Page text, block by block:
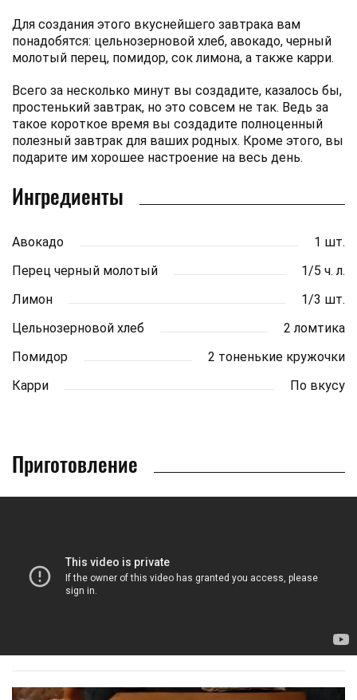
Для создания этого вкуснейшего завтрака вам
понадобятся: цельнозерновой хлеб, авокадо, черный
молотый перец, помидор, сок лимона, а также карри.
Всего за несколько минут вы создадите, казалось бы,
простенький завтрак, но это совсем не так. Ведь за
такое короткое время вы создадите полноценный
полезный завтрак для ваших родных. Кроме этого, вы
подарите им хорошее настроение на весь день.
Ингредиенты
Авокадо
1 шт.
Перец черный молотый
1/5 ч. л.
Лимон
1/3 шт.
Цельнозерновой хлеб
2 ломтика
Помидор
2 тоненькие кружочки
Карри
По вкусу
Приготовление